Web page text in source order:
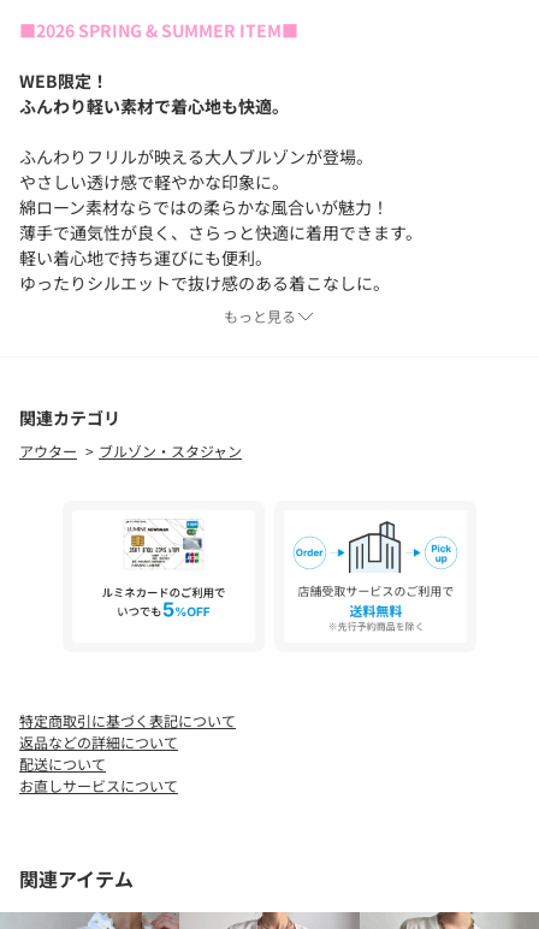
■2026 SPRING & SUMMER ITEM■
WEB限定！
ふんわり軽い素材で着心地も快適。
ふんわりフリルが映える大人ブルゾンが登場。
やさしい透け感で軽やかな印象に。
綿ローン素材ならではの柔らかな風合いが魅力！
薄手で通気性が良く、さらっと快適に着用できます。
軽い着心地で持ち運びにも便利。
ゆったりシルエットで抜け感のある着こなしに。
季節の変わり目や冷房対策にも活躍しますよ！
・WEBでしか買えないアイテム
・ふんわり軽い綿ローン素材を使用
・繊細なフリルデザインが女性らしい印象
透け感： ややあり
伸縮性： ややあり
光沢感： なし
【♡をクリックでお得な情報をお知らせいたします 】
〈 商品のお気に入り登録 〉
お気に入りアイテムのお値下げ・再入荷・在庫ラスト1点など通知
〈 ブランドのお気に入り登録 〉
DOUDOUの新商品や再入荷、セール、クーポン配布などお得な情
報を受けることができます。
もっと見る
関連カテゴリ
アウター ブルゾン・スタジャン
特定商取引に基づく表記について
返品などの詳細について
配送について
お直しサービスについて
関連アイテム